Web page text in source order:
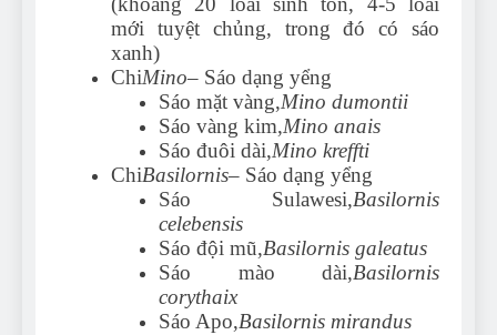
mới tuyệt chủng, trong đó có sáo
xanh)
ChiMino– Sáo dạng yểng
Sáo mặt vàng,Mino dumontii
Sáo vàng kim,Mino anais
Sáo đuôi dài,Mino kreffti
ChiBasilornis– Sáo dạng yểng
Sáo Sulawesi,Basilornis
celebensis
Sáo đội mũ,Basilornis galeatus
Sáo mào dài,Basilornis
corythaix
Sáo Apo,Basilornis mirandus